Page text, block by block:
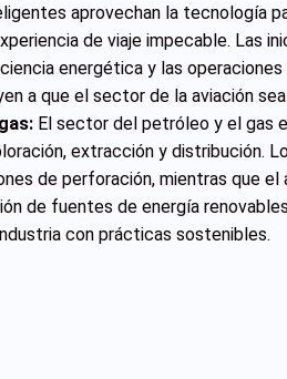
aprovechan la tecnología
de viaje impecable. Las
energética y las operaciones
a que el sector de la aviación
El sector del petróleo y el gas
extracción y distribución.
de perforación, mientras que el
de fuentes de energía
con prácticas sostenibles.